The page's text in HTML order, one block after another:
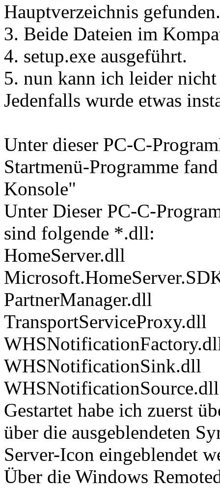
Hauptverzeichnis gefunden.
3. Beide Dateien im
4. setup.exe ausgeführt.
5. nun kann ich leider
Jedenfalls wurde etwas
Unter dieser PC-C-
Startmenü-Programme
Konsole"
Unter Dieser PC-C-
sind folgende *.dll:
HomeServer.dll
PartnerManager.dll
TransportServiceProxy.dll
WHSNotificationSink.dll
WHSNotificationSource.dll
Gestartet habe ich zuerst
über die ausgeblendeten
Server-Icon eingeblendet
Über die Windows